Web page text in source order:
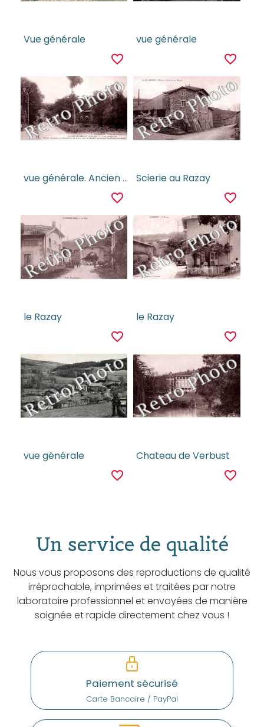
Vue générale
favorite_border
vue générale
favorite_border
vue générale. Ancien monastèreb desn Bénédictions de Cluny.
favorite_border
Scierie au Razay
favorite_border
le Razay
favorite_border
le Razay
favorite_border
vue générale
favorite_border
Chateau de Verbust
favorite_border
Un service de qualité
Nous vous proposons des reproductions de qualité
irréprochable, imprimées et traitées par notre
laboratoire professionnel et envoyées de manière
soignée et rapide directement chez vous !
Paiement sécurisé
Carte Bancaire / PayPal